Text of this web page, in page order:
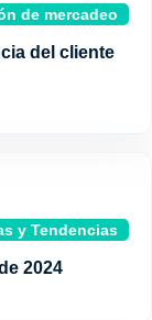
de mercadeo
del cliente
y Tendencias
2024